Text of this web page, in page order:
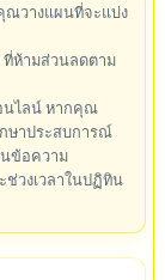
ณวางแผนที่จะแบ่ง
ที่ห้ามส่วนลดตาม
นไลน์ หากคุณ
ษาประสบการณ์
นข้อความ
วงเวลาในปฏิทิน